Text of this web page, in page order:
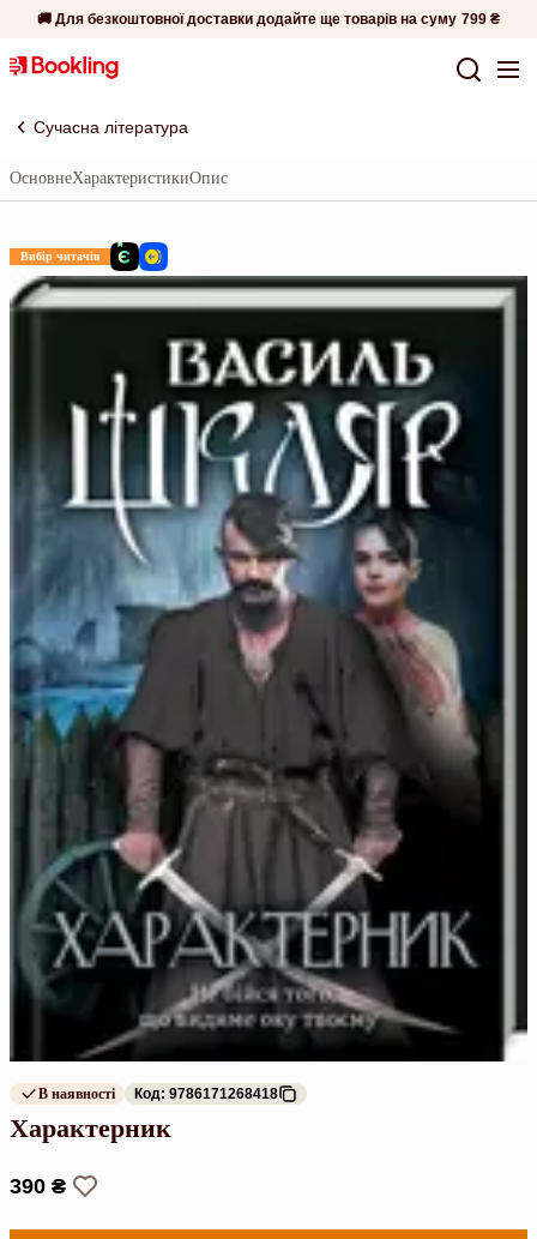
🚚 Для безкоштовної доставки додайте ще товарів на суму 799 ₴
Сучасна література
ОсновнеХарактеристикиОпис
Вибір читачів
В наявності Код: 9786171268418
Характерник
390 ₴